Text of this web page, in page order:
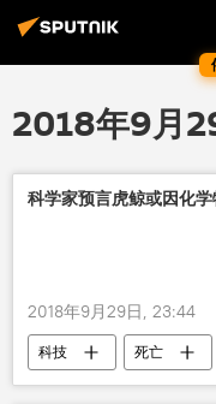
2018年9月
科学家预言虎鲸或因化
2018年9月29日, 23:44
科技 死亡